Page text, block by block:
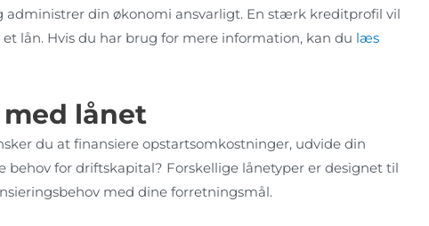
din økonomi ansvarligt. En stærk kreditprofil vil
lån. Hvis du har brug for mere information, kan du læs
lånet
du at finansiere opstartsomkostninger, udvide din
for driftskapital? Forskellige lånetyper er designet til
med dine forretningsmål.